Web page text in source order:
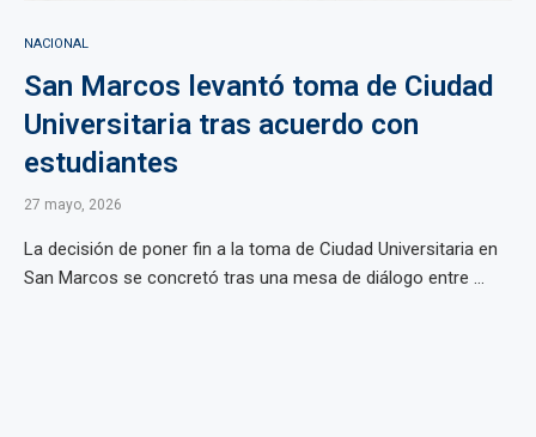
NACIONAL
San Marcos levantó toma de Ciudad
Universitaria tras acuerdo con
estudiantes
27 mayo, 2026
La decisión de poner fin a la toma de Ciudad Universitaria en
San Marcos se concretó tras una mesa de diálogo entre ...